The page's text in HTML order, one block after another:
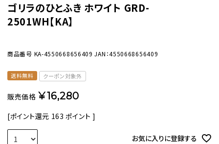
ゴリラのひとふき ホワイト GRD-
2501WH【KA】
商品番号 KA-4550668656409 JAN：4550668656409
送料無料 クーポン対象外
販売価格 ¥16,280
[ポイント還元 163 ポイント ]
お気に入りに登録する